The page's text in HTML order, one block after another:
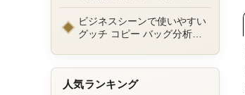
の魅力と永遠に愛される理由
ビジネスシーンで使いやすい
グッチ コピー バッグ分析｜
人気ランキング